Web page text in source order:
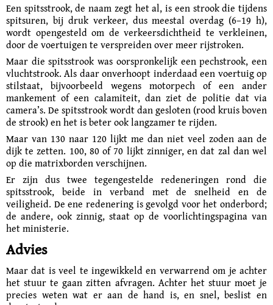
Een spitsstrook, de naam zegt het al, is een strook die tijdens
spitsuren, bij druk verkeer, dus meestal overdag (6–19 h),
wordt opengesteld om de verkeersdichtheid te verkleinen,
door de voertuigen te verspreiden over meer rijstroken.
Maar die spitsstrook was oorspronkelijk een pechstrook, een
vluchtstrook. Als daar onverhoopt inderdaad een voertuig op
stilstaat, bijvoorbeeld wegens motorpech of een ander
mankement of een calamiteit, dan ziet de politie dat via
camera’s. De spitsstrook wordt dan gesloten (rood kruis boven
de strook) en het is beter ook langzamer te rijden.
Maar van 130 naar 120 lijkt me dan niet veel zoden aan de
dijk te zetten. 100, 80 of 70 lijkt zinniger, en dat zal dan wel
op die matrixborden verschijnen.
Er zijn dus twee tegengestelde redeneringen rond die
spitsstrook, beide in verband met de snelheid en de
veiligheid. De ene redenering is gevolgd voor het onderbord;
de andere, ook zinnig, staat op de voorlichtings­pagina van
het ministerie.
Advies
Maar dat is veel te ingewikkeld en verwarrend om je achter
het stuur te gaan zitten afvragen. Achter het stuur moet je
precies weten wat er aan de hand is, en snel, beslist en